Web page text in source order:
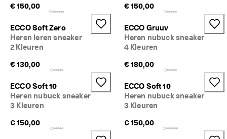
€ 150,00 € 150,00
ECCO Soft Zero
Heren leren sneaker
2 Kleuren
€ 130,00
ECCO Gruuv
Heren nubuck sneaker
4 Kleuren
€ 180,00
ECCO Soft 10
Heren nubuck sneaker
3 Kleuren
€ 150,00
ECCO Soft 10
Heren nubuck sneaker
3 Kleuren
€ 150,00